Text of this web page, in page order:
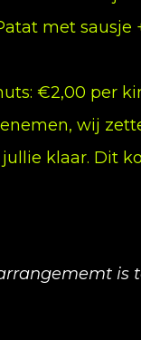
met sausje
€2,00 per
wij
klaar. Dit
is